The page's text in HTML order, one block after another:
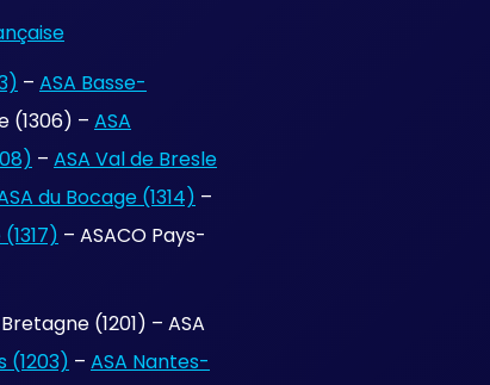
– ASA Basse-
(1306) – ASA
– ASA Val de Bresle
du Bocage (1314) –
– ASACO Pays-
(1201) – ASA
(1203) – ASA Nantes-